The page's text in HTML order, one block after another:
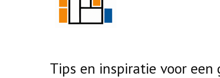
Tips en inspiratie voor